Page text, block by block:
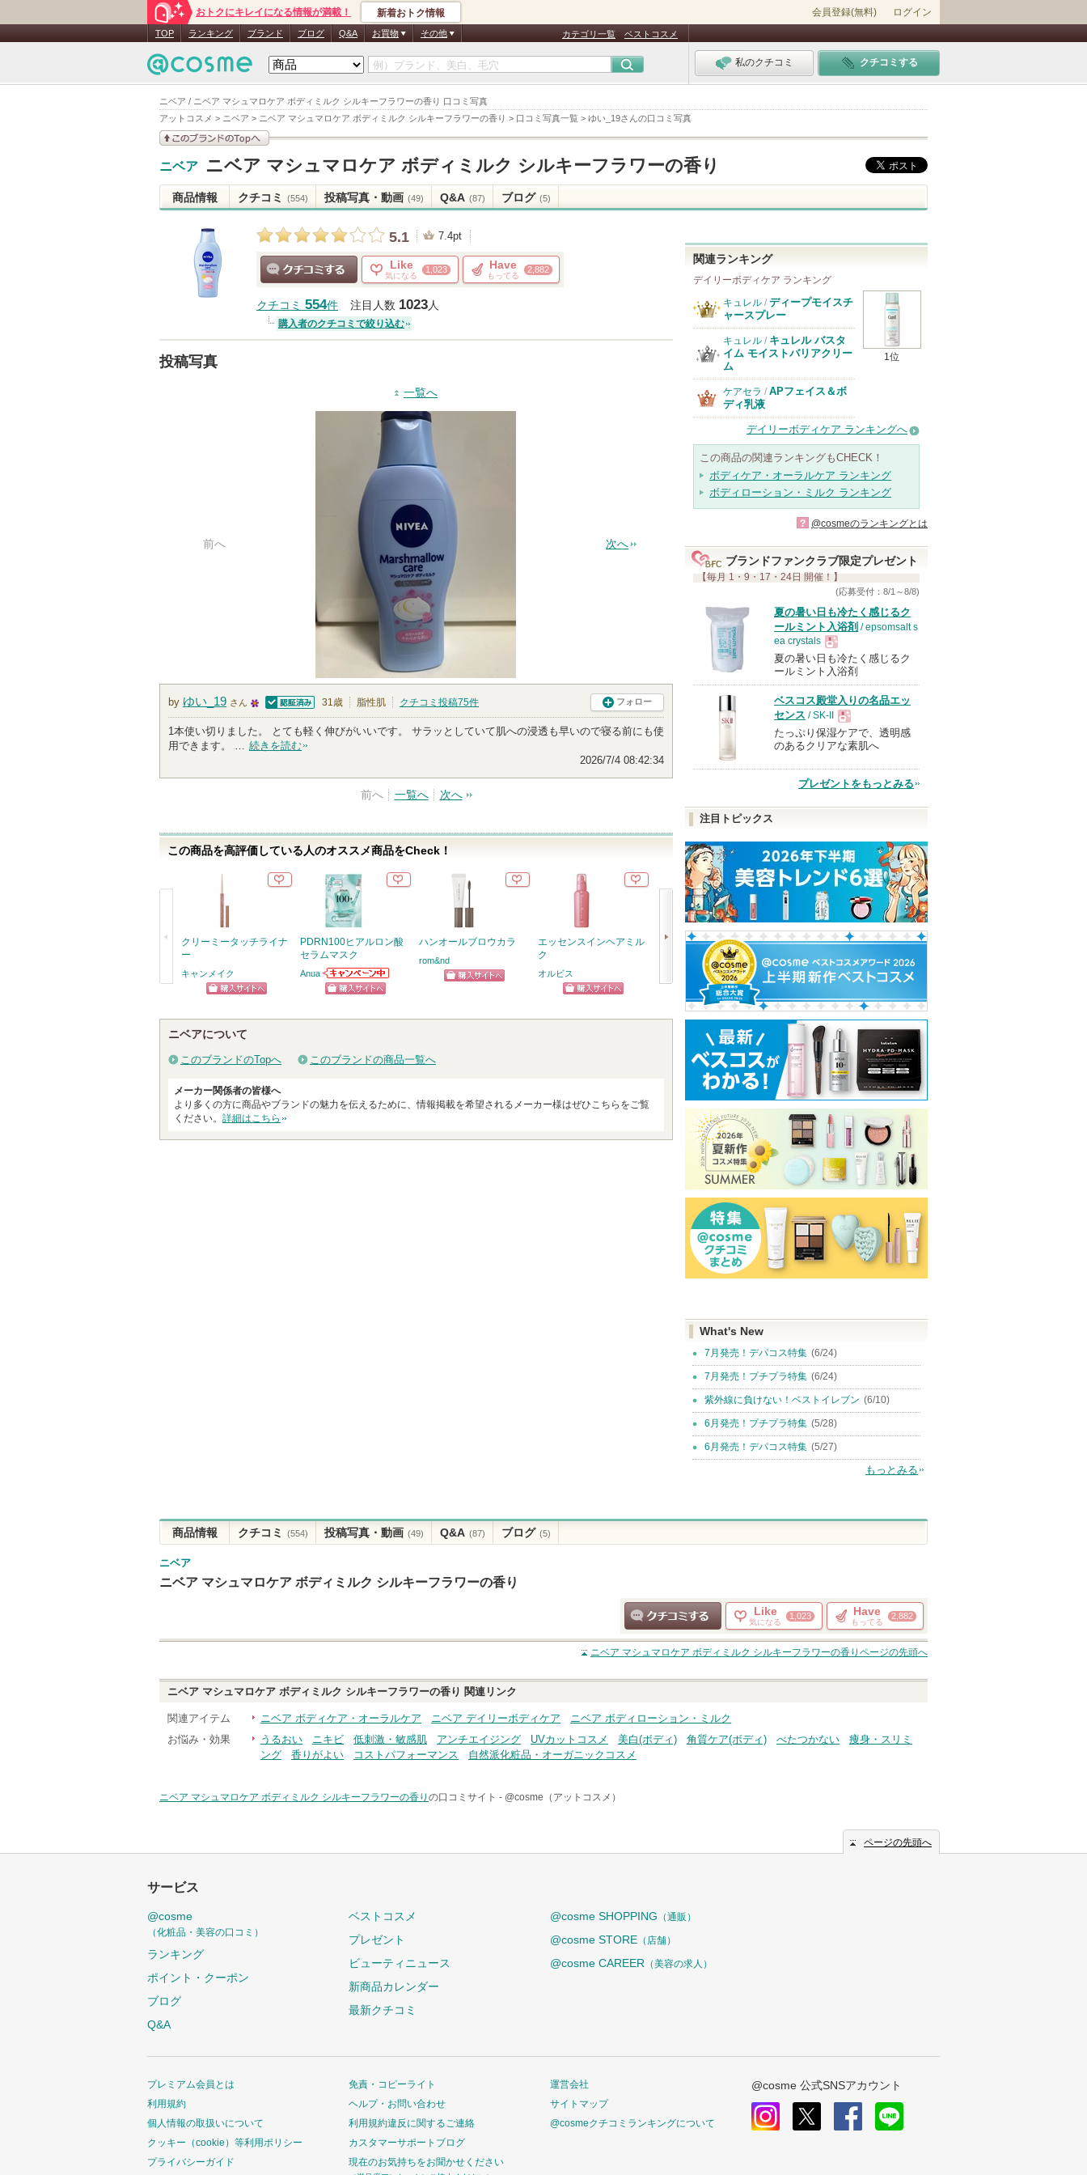
ニベア / ニベア マシュマロケア ボディミルク シルキーフラワーの香り 口コミ写真
アットコスメ > ニベア > ニベア マシュマロケア ボディミルク シルキーフラワーの香り > 口コミ写真一覧 > ゆい_19さんの口コミ写真
おトクにキレイになる情報が満載！ 新着おトク情報 会員登録(無料) ログイン
TOP ランキング ブランド ブログ Q&A お買物 その他 カテゴリ一覧 ベストコスメ
私のクチコミ クチコミする
このブランドの情報を
ニベア ニベア マシュマロケア ボディミルク シルキーフラワーの香り
商品情報 クチコミ (554) 投稿写真・動画 (49) Q&A (87) ブログ (5)
5.1 7.4pt
Like
気になる
1,023 Have
もってる
2,882
クチコミ 554件 注目人数 1023人
購入者のクチコミで絞り込む
投稿写真
一覧へ
前へ 次へ
by ゆい_19 さん
2
5
人
ン
バ
に
登
さ
て
ま
す
認証済
31歳 脂性肌 クチコミ投稿75件 フォロー
1本使い切りました。 とても軽く伸びがいいです。 サラッとしていて肌への浸透も早いので寝る前にも使
用できます。 … 続きを読む
2026/7/4 08:42:34
前へ 一覧へ 次へ
この商品を高評価している人のオススメ商品をCheck！
クリーミータッチライナ
ー
キャンメイク
PDRN100ヒアルロン酸
セラムマスク
Anua
Anuaからのお知
らせがあります
ハンオールブロウカラ
rom&nd
エッセンスインヘアミル
ク
オルビス
5番 白玉グルタチオンC
ふりかけマスク
ナンバーズイン(numbuzin)
ショッピン
スピーディーマスカラリ
ヒロインメイク
ショッピン
グサイトへ
ダーマレーザー スーパー
ダーマレーザー
ショッピン
ニベアについて
このブランドのTopへ このブランドの商品一覧へ
メーカー関係者の皆様へ
より多くの方に商品やブランドの魅力を伝えるために、情報掲載を希望されるメーカー様はぜひこちらをご覧
ください。 詳細はこちら
関連ランキング
デイリーボディケア ランキング
1位
キュレル / ディープモイスチ
ャースプレー
キュレル / キュレル バスタ
イム モイストバリアクリー
ム
ケアセラ / APフェイス＆ボ
ディ乳液
デイリーボディケア ランキングへ
この商品の関連ランキングもCHECK！
ボディケア・オーラルケア ランキング
ボディローション・ミルク ランキング
? @cosmeのランキングとは
ブランドファンクラブ限定プレゼント
【毎月 1・9・17・24日 開催！】
(応募受付：8/1～8/8)
夏の暑い日も冷たく感じるク
ールミント入浴剤 / epsomsalt s
ea crystals
現
品
夏の暑い日も冷たく感じるク
ールミント入浴剤
ベスコス殿堂入りの名品エッ
センス / SK-II
現
品
たっぷり保湿ケアで、透明感
のあるクリアな素肌へ
プレゼントをもっとみる
注目トピックス
What's New
7月発売！デパコス特集 (6/24)
7月発売！プチプラ特集 (6/24)
紫外線に負けない！ベストイレブン (6/10)
6月発売！プチプラ特集 (5/28)
6月発売！デパコス特集 (5/27)
もっとみる
商品情報 クチコミ (554) 投稿写真・動画 (49) Q&A (87) ブログ (5)
ニベア
ニベア マシュマロケア ボディミルク シルキーフラワーの香り
クチコミする
Like
気になる
1,023 Have
もってる
2,882
ニベア マシュマロケア ボディミルク シルキーフラワーの香り ページの先頭へ
ニベア マシュマロケア ボディミルク シルキーフラワーの香り 関連リンク
関連アイテム ニベア ボディケア・オーラルケア ニベア デイリーボディケア
ニベア ボディローション・ミルク
お悩み・効果
うるおい ニキビ 低刺激・敏感肌 アンチエイジング UVカットコスメ 美白(ボディ) 角質ケア(ボディ) べたつかない
痩身・スリミ
ング
香りがよい コストパフォーマンス 自然派化粧品・オーガニックコスメ
ニベア マシュマロケア ボディミルク シルキーフラワーの香り の口コミサイト - @cosme（アットコスメ）
ページの先頭へ
サービス
@cosme
（化粧品・美容の口コミ）
ランキング
ポイント・クーポン
ブログ
Q&A
ベストコスメ
プレゼント
ビューティニュース
新商品カレンダー
最新クチコミ
@cosme SHOPPING （通販）
@cosme STORE （店舗）
@cosme CAREER （美容の求人）
プレミアム会員とは
利用規約
個人情報の取扱いについて
クッキー（cookie）等利用ポリシー
プライバシーガイド
免責・コピーライト
ヘルプ・お問い合わせ
利用規約違反に関するご連絡
カスタマーサポートブログ
現在のお気持ちをお聞かせください
運営会社
サイトマップ
@cosmeクチコミランキングについて
@cosme 公式SNSアカウント